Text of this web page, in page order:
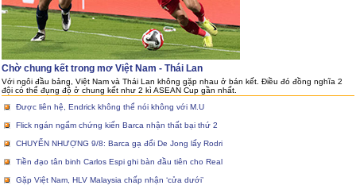
Chờ chung kết trong mơ Việt Nam - Thái Lan
Với ngôi đầu bảng, Việt Nam và Thái Lan không gặp nhau ở bán kết. Điều đó đồng nghĩa 2
đội có thể đụng độ ở chung kết như 2 kì ASEAN Cup gần nhất.
Được liên hệ, Endrick không thể nói không với M.U
Flick ngán ngẩm chứng kiến Barca nhận thất bại thứ 2
CHUYỂN NHƯỢNG 9/8: Barca gạ đổi De Jong lấy Rodri
Tiền đạo tân binh Carlos Espi ghi bàn đầu tiên cho Real
Gặp Việt Nam, HLV Malaysia chấp nhận ‘cửa dưới’